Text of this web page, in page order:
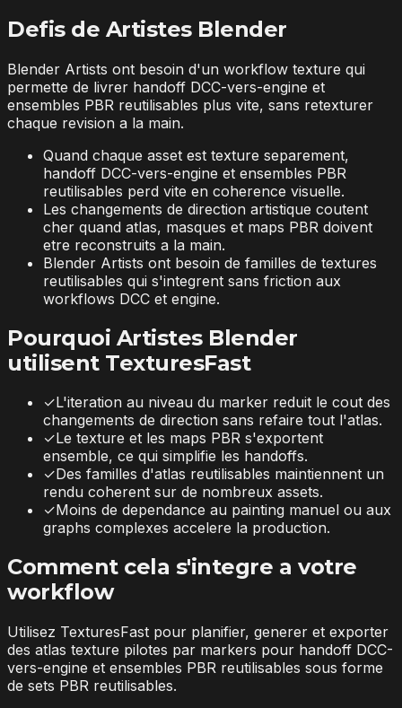
Defis de Artistes Blender
Blender Artists ont besoin d'un workflow texture qui
permette de livrer handoff DCC-vers-engine et
ensembles PBR reutilisables plus vite, sans retexturer
chaque revision a la main.
Quand chaque asset est texture separement,
handoff DCC-vers-engine et ensembles PBR
reutilisables perd vite en coherence visuelle.
Les changements de direction artistique coutent
cher quand atlas, masques et maps PBR doivent
etre reconstruits a la main.
Blender Artists ont besoin de familles de textures
reutilisables qui s'integrent sans friction aux
workflows DCC et engine.
Pourquoi Artistes Blender
utilisent TexturesFast
✓L'iteration au niveau du marker reduit le cout des
changements de direction sans refaire tout l'atlas.
✓Le texture et les maps PBR s'exportent
ensemble, ce qui simplifie les handoffs.
✓Des familles d'atlas reutilisables maintiennent un
rendu coherent sur de nombreux assets.
✓Moins de dependance au painting manuel ou aux
graphs complexes accelere la production.
Comment cela s'integre a votre
workflow
Utilisez TexturesFast pour planifier, generer et exporter
des atlas texture pilotes par markers pour handoff DCC-
vers-engine et ensembles PBR reutilisables sous forme
de sets PBR reutilisables.